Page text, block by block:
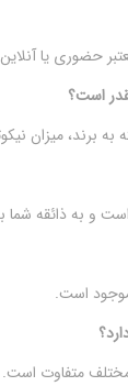
حضوری یا
است؟
به برند، میزان
و به ذائقه شما
موجود است.
مختلف متفاوت است.